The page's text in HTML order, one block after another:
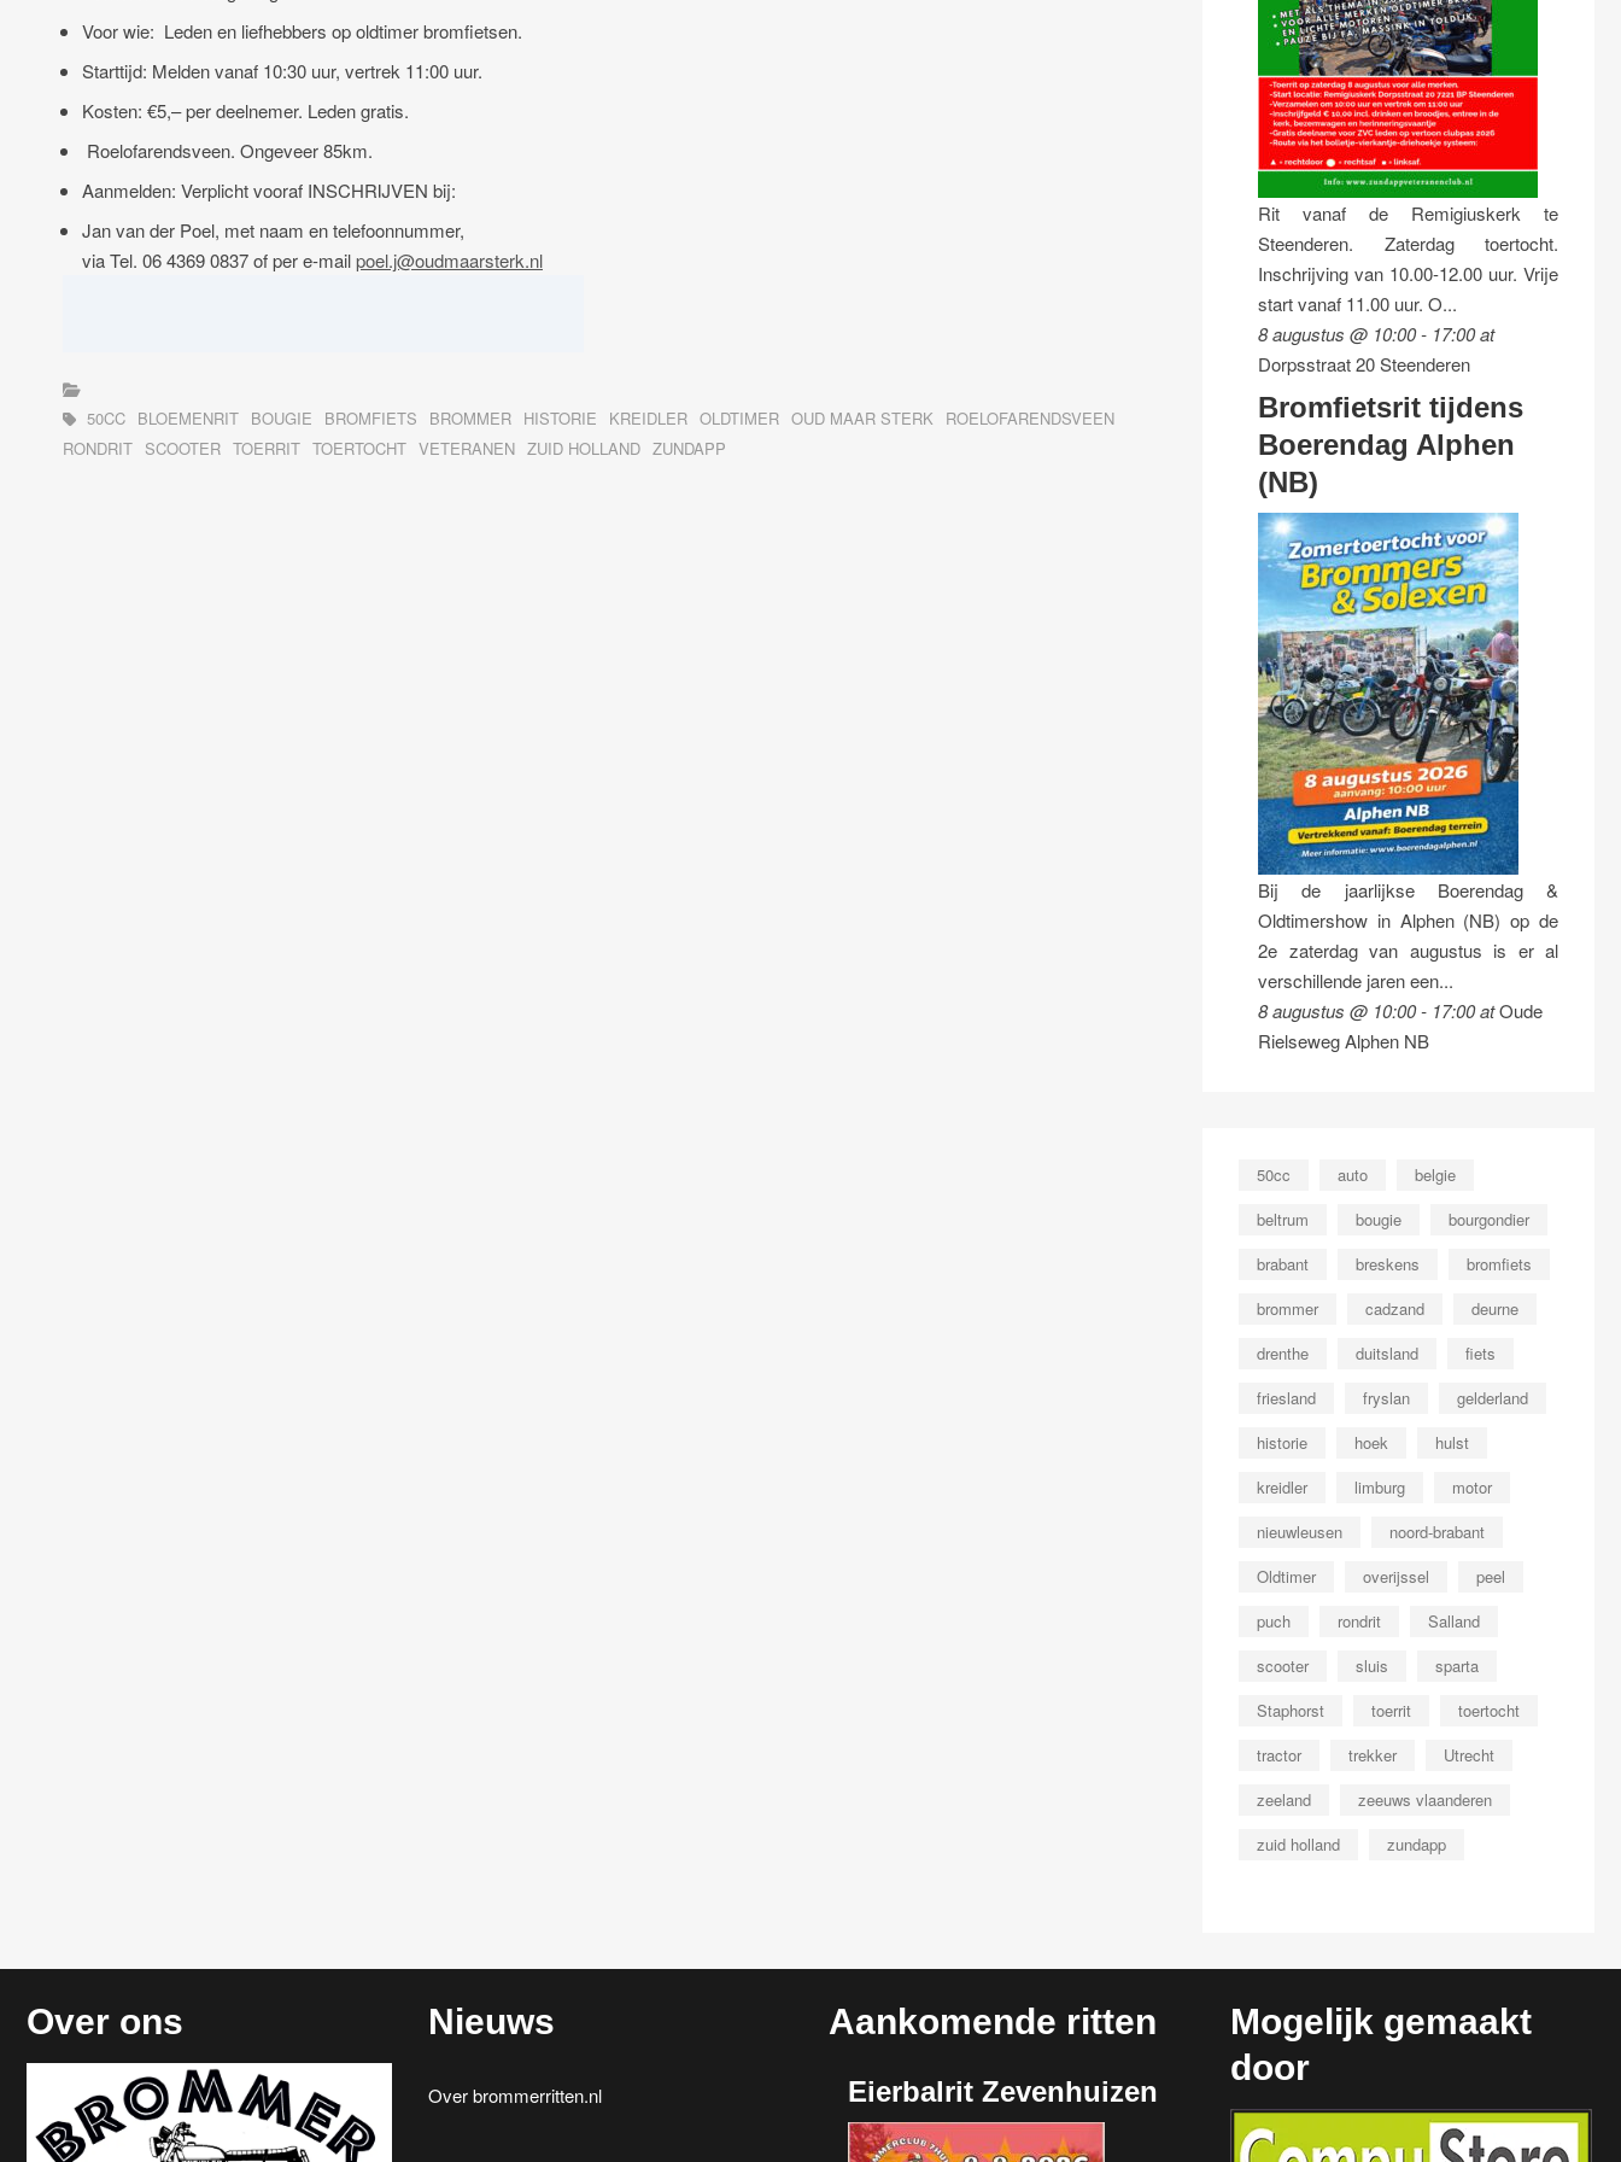
Voor wie: Leden en liefhebbers op oldtimer bromfietsen.
Starttijd: Melden vanaf 10:30 uur, vertrek 11:00 uur.
Kosten: €5,– per deelnemer. Leden gratis.
Roelofarendsveen. Ongeveer 85km.
Aanmelden: Verplicht vooraf INSCHRIJVEN bij:
Jan van der Poel, met naam en telefoonnummer,
via Tel. 06 4369 0837 of per e-mailpoel.j@oudmaarsterk.nl
50CC BLOEMENRIT BOUGIE BROMFIETS BROMMER HISTORIE KREIDLER OLDTIMER OUD MAAR STERK
ROELOFARENDSVEEN
RONDRIT SCOOTER TOERRIT TOERTOCHT VETERANEN ZUID HOLLAND ZUNDAPP
Rit vanaf de Remigiuskerk te
Steenderen. Zaterdag toertocht.
Inschrijving van 10.00-12.00 uur. Vrije
start vanaf 11.00 uur. O...
8 augustus @ 10:00- 17:00at
Dorpsstraat 20 Steenderen
Bromfietsrit tijdens
Boerendag Alphen
(NB)
Bij de jaarlijkse Boerendag &
Oldtimershow in Alphen (NB) op de
2e zaterdag van augustus is er al
verschillende jaren een...
8 augustus @ 10:00- 17:00atOude
Rielseweg Alphen NB
50cc auto
belgie
beltrum
bougie
bourgondier
brabant
breskens
bromfiets
brommer
cadzand
deurne
drenthe
duitsland
fiets
friesland
fryslan
gelderland
historie
hoek
hulst
kreidler
limburg
motor
nieuwleusen
noord-brabant
Oldtimer
overijssel
peel
puch
rondrit
Salland
scooter
sluis
sparta
Staphorst
toerrit
toertocht
tractor
trekker
Utrecht
zeeland
zeeuws vlaanderen
zuid holland
zundapp
Over ons Nieuws
Over brommerritten.nl
Aankomende ritten
Eierbalrit Zevenhuizen
Mogelijk gemaakt
door